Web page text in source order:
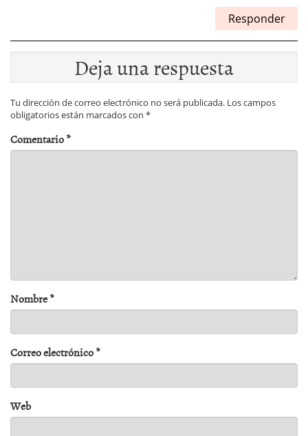
Responder
Deja una respuesta
Tu dirección de correo electrónico no será publicada. Los campos
obligatorios están marcados con *
Comentario*
Nombre*
Correo electrónico*
Web